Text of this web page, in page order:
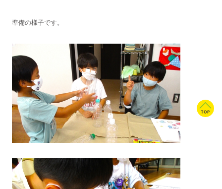
準備の様子です。